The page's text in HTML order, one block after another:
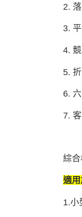
2.
3.
4.
5.
6.
7.
綜
適
1.小